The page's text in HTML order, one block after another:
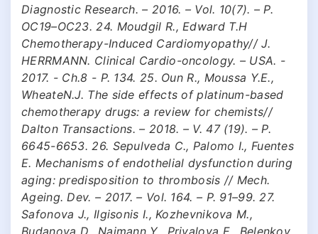
Diagnostic Research. – 2016. – Vol. 10(7). – P.
OC19–OC23. 24. Moudgil R., Edward T.H
Chemotherapy-Induced Cardiomyopathy// J.
HERRMANN. Clinical Cardio-oncology. – USA. -
2017. - Ch.8 - P. 134. 25. Oun R., Moussa Y.E.,
WheateN.J. The side effects of platinum-based
chemotherapy drugs: a review for chemists//
Dalton Transactions. – 2018. – V. 47 (19). – P.
6645-6653. 26. Sepulveda C., Palomo I., Fuentes
E. Mechanisms of endothelial dysfunction during
aging: predisposition to thrombosis // Mech.
Ageing. Dev. – 2017. – Vol. 164. – P. 91–99. 27.
Safonova J., Ilgisonis I., Kozhevnikova M.,
Budanova D., Naimann Y., Privalova E., Belenkov